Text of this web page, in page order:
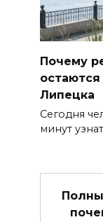
Почему
Липецка
Сегодня
минут